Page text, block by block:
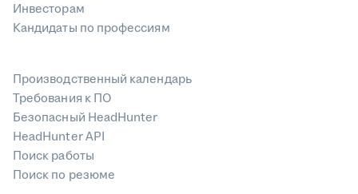
Инвесторам
Кандидаты по профессиям
Производственный календарь
Требования к ПО
Безопасный HeadHunter
HeadHunter API
Поиск работы
Поиск по резюме